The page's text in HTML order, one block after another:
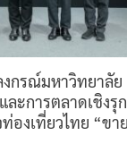
กรณ์มหาวิทยาลัย
ะการตลาดเชิงรุก
องเที่ยวไทย “ขาย